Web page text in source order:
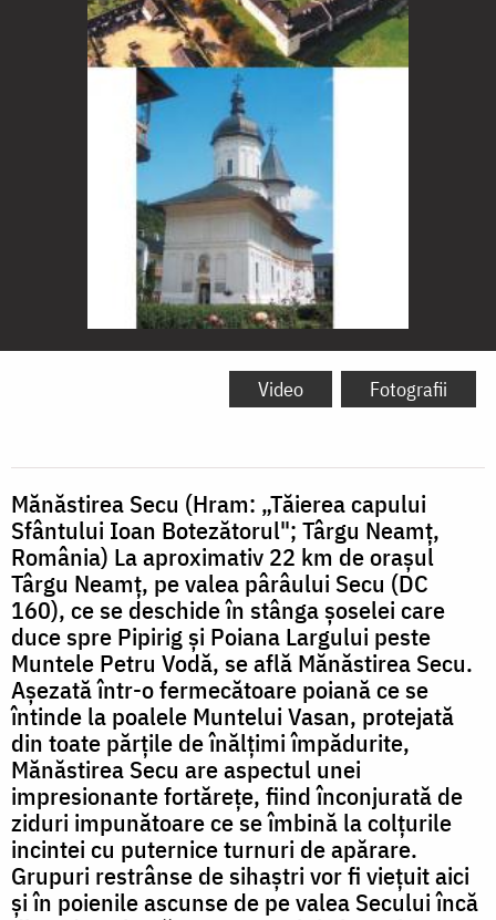
Mănăstirea
Video Fotografii
Mănăstirea Secu (Hram: „Tăierea capului
Sfântului Ioan Botezătorul"; Târgu Neamț,
România) La aproximativ 22 km de orașul
Târgu Neamț, pe valea pârâului Secu (DC
160), ce se deschide în stânga șoselei care
duce spre Pipirig și Poiana Largului peste
Muntele Petru Vodă, se află Mănăstirea Secu.
Așezată într-o fermecătoare poiană ce se
întinde la poalele Muntelui Vasan, protejată
din toate părțile de înălțimi împădurite,
Mănăstirea Secu are aspectul unei
impresionante fortărețe, fiind înconjurată de
ziduri impunătoare ce se îmbină la colțurile
incintei cu puternice turnuri de apărare.
Grupuri restrânse de sihaștri vor fi viețuit aici
și în poienile ascunse de pe valea Secului încă